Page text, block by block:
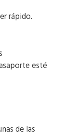
rápido.
esté
de las